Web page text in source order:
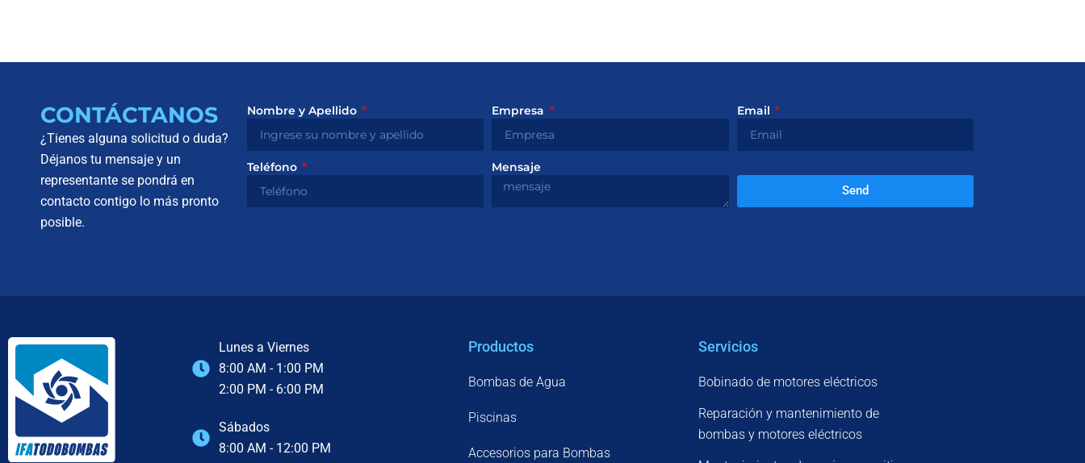
CONTÁCTANOS
¿Tienes alguna solicitud o duda?
Déjanos tu mensaje y un
representante se pondrá en
contacto contigo lo más pronto
posible.
Nombre y Apellido Empresa Email
Teléfono
Mensaje
Send
Lunes a Viernes
8:00 AM - 1:00 PM
2:00 PM - 6:00 PM
Sábados
8:00 AM - 12:00 PM
Productos
Bombas de Agua
Piscinas
Accesorios para Bombas
Servicios
Bobinado de motores eléctricos
Reparación y mantenimiento de
bombas y motores eléctricos